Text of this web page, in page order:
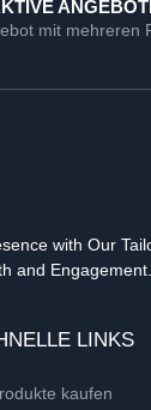
mit mehreren
with Our
and Engagement.
LINKS
kaufen